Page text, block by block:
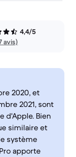
4,4/5
avis)
2020, et
2021, sont
d'Apple. Bien
similaire et
système
apporte